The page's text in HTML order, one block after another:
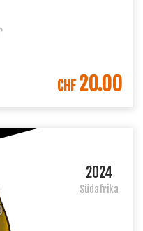
IN DEN WARENKORB
CHF20.00
2024
Südafrika